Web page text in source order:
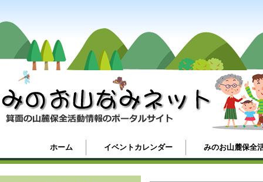
ホーム イベントカレンダー みのお山麓保全